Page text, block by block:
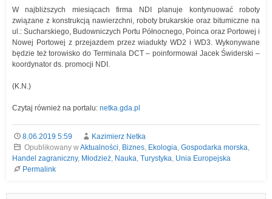
W najbliższych miesiącach firma NDI planuje kontynuować roboty
związane z konstrukcją nawierzchni, roboty brukarskie oraz bitumiczne na
ul.: Sucharskiego, Budowniczych Portu Północnego, Poinca oraz Portowej i
Nowej Portowej z przejazdem przez wiadukty WD2 i WD3. Wykonywane
będzie też torowisko do Terminala DCT – poinformował Jacek Świderski –
koordynator ds. promocji NDI.
(K.N.)
Czytaj również na portalu: netka.gda.pl
8.06.2019 5:59
Kazimierz Netka
Opublikowany wAktualności, Biznes, Ekologia, Gospodarka morska,
Handel zagraniczny, Młodzież, Nauka, Turystyka, Unia Europejska
Permalink